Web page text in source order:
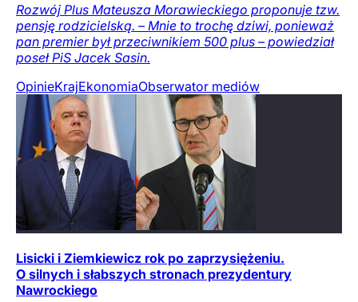
Rozwój Plus Mateusza Morawieckiego proponuje tzw.
pensję rodzicielską. – Mnie to trochę dziwi, ponieważ
pan premier był przeciwnikiem 500 plus – powiedział
poseł PiS Jacek Sasin.
OpinieKrajEkonomiaObserwator mediów
Lisicki i Ziemkiewicz rok po zaprzysiężeniu.
O silnych i słabszych stronach prezydentury
Nawrockiego